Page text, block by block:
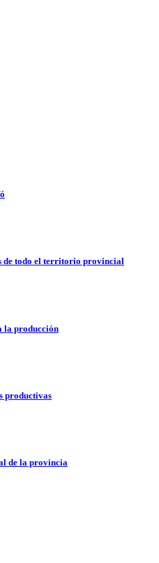
de todo el territorio provincial
la producción
productivas
de la provincia